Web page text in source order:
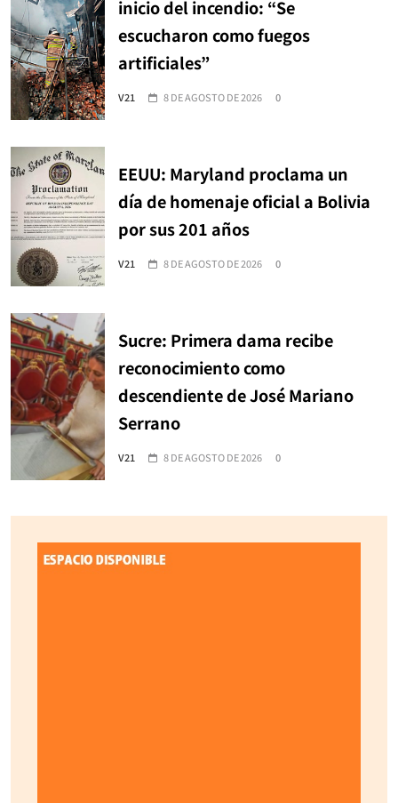
inicio del incendio: “Se
escucharon como fuegos
artificiales”
V21 8 DE AGOSTO DE 2026 0
EEUU: Maryland proclama un
día de homenaje oficial a Bolivia
por sus 201 años
V21 8 DE AGOSTO DE 2026 0
Sucre: Primera dama recibe
reconocimiento como
descendiente de José Mariano
Serrano
V21 8 DE AGOSTO DE 2026 0